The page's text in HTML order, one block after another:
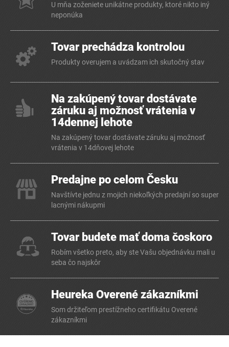
U mňa zoženiete unikátne produkty, ktoré nikto iný
neponúka
Tovar prechádza kontrolou
Produkty overujem a uvádzam ich skutočný stav
Na zakúpený tovar dostávate
záruku aj možnosť vrátenia v
14dennej lehote
Na zakúpený tovar dostávate záruku aj možnosť
vrátenia v 14dňovej lehote
Predajne po celom Česku
Navštívte jednu z mojich niekoľkých predajní so super
lacnými nákupmi
Tovar budete mať doma čoskoro
Robím všetko preto, aby ste Vašu objednávku mali u
seba čo najskôr
Heureka Overené zákazníkmi
Som držiteľom prestížneho certifikátu Overené
zákazníkmi